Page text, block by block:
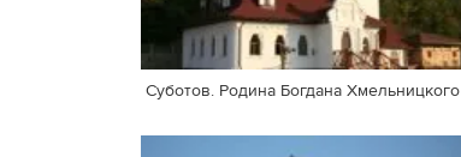
Суботов. Родина Богдана Хмельницкого